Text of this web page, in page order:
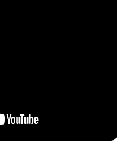
passer un bon
les 100 000 fous-